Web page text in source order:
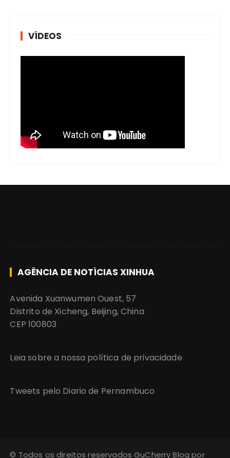
VÍDEOS
AGÊNCIA DE NOTÍCIAS XINHUA
Avenida Xuanwumen Ouest, 57
Distrito de Xicheng, Beijing, China
CEP 100803
Leia sobre a nossa política de privacidade
Tweets pelo Diario de Pernambuco
© Todos os direitos reservados GuCherry Blog por